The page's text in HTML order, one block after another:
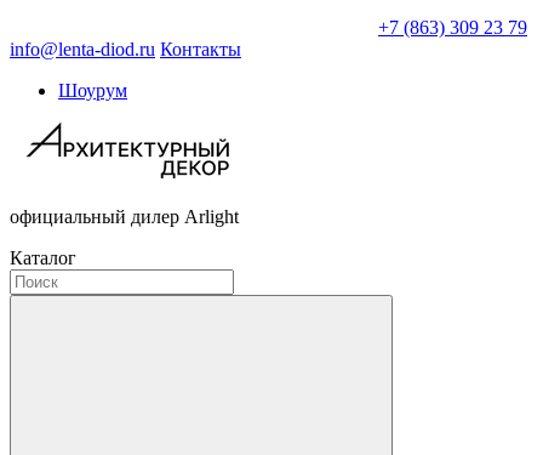
+7 (863) 309 23 79
info@lenta-diod.ru Контакты
Шоурум
официальный дилер Arlight
Каталог